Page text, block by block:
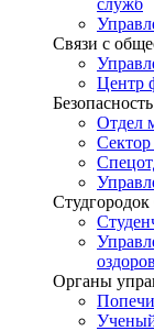
Связи с
Центр
Безопасность
Отдел
Органы